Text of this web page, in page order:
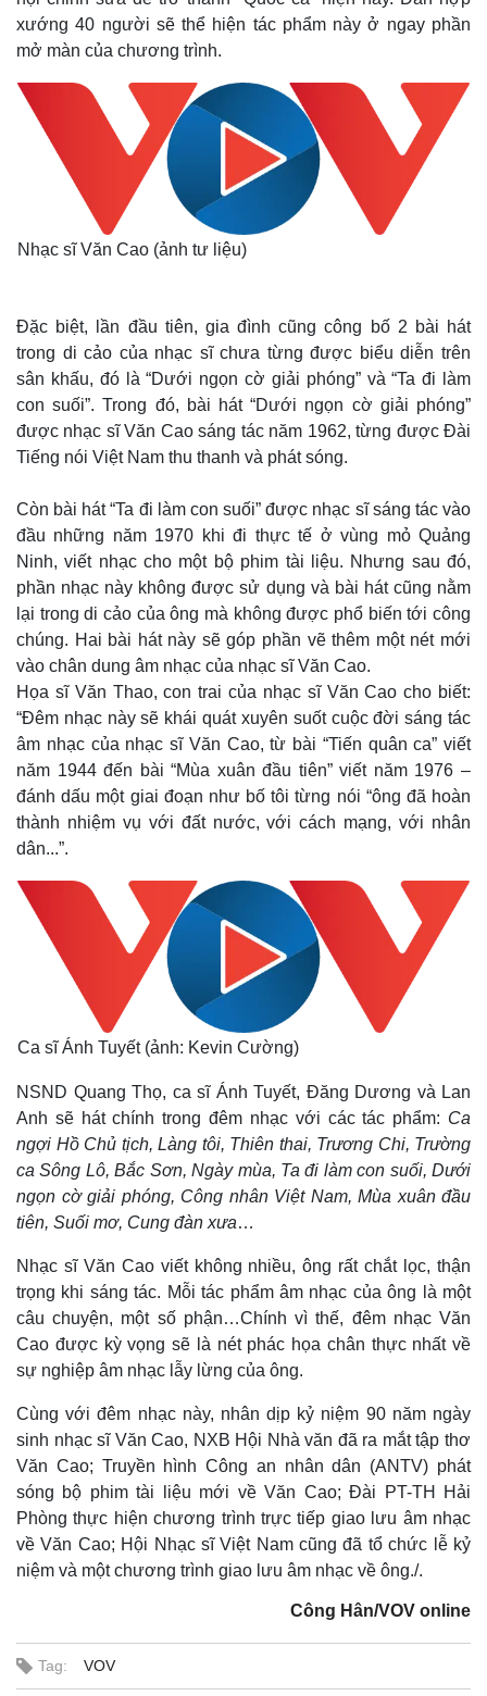
Thế giới
Quan sát
Cuộc sống đó đây
Multimedia
Video
Ảnh
E-Magazine
Infographic
Kinh tế
Bất động sản
Khởi nghiệp
Thị trường
Giá vàng
Tiêu dùng
Tỷ giá
xướng 40 người sẽ thể hiện tác phẩm này ở ngay phần
mở màn của chương trình.
Nhạc sĩ Văn Cao (ảnh tư liệu)
Đặc biệt, lần đầu tiên, gia đình cũng công bố 2 bài hát
trong di cảo của nhạc sĩ chưa từng được biểu diễn trên
sân khấu, đó là “Dưới ngọn cờ giải phóng” và “Ta đi làm
con suối”. Trong đó, bài hát “Dưới ngọn cờ giải phóng”
được nhạc sĩ Văn Cao sáng tác năm 1962, từng được Đài
Tiếng nói Việt Nam thu thanh và phát sóng.
Còn bài hát “Ta đi làm con suối” được nhạc sĩ sáng tác vào
đầu những năm 1970 khi đi thực tế ở vùng mỏ Quảng
Ninh, viết nhạc cho một bộ phim tài liệu. Nhưng sau đó,
phần nhạc này không được sử dụng và bài hát cũng nằm
lại trong di cảo của ông mà không được phổ biến tới công
chúng. Hai bài hát này sẽ góp phần vẽ thêm một nét mới
vào chân dung âm nhạc của nhạc sĩ Văn Cao.
Họa sĩ Văn Thao, con trai của nhạc sĩ Văn Cao cho biết:
“Đêm nhạc này sẽ khái quát xuyên suốt cuộc đời sáng tác
âm nhạc của nhạc sĩ Văn Cao, từ bài “Tiến quân ca” viết
năm 1944 đến bài “Mùa xuân đầu tiên” viết năm 1976 –
đánh dấu một giai đoạn như bố tôi từng nói “ông đã hoàn
thành nhiệm vụ với đất nước, với cách mạng, với nhân
dân...”.
Ca sĩ Ánh Tuyết (ảnh: Kevin Cường)
NSND Quang Thọ, ca sĩ Ánh Tuyết, Đăng Dương và Lan
Anh sẽ hát chính trong đêm nhạc với các tác phẩm: Ca
ngợi Hồ Chủ tịch, Làng tôi, Thiên thai, Trương Chi, Trường
ca Sông Lô, Bắc Sơn, Ngày mùa, Ta đi làm con suối, Dưới
ngọn cờ giải phóng, Công nhân Việt Nam, Mùa xuân đầu
tiên, Suối mơ, Cung đàn xưa…
Nhạc sĩ Văn Cao viết không nhiều, ông rất chắt lọc, thận
trọng khi sáng tác. Mỗi tác phẩm âm nhạc của ông là một
câu chuyện, một số phận…Chính vì thế, đêm nhạc Văn
Cao được kỳ vọng sẽ là nét phác họa chân thực nhất về
sự nghiệp âm nhạc lẫy lừng của ông.
Cùng với đêm nhạc này, nhân dịp kỷ niệm 90 năm ngày
sinh nhạc sĩ Văn Cao, NXB Hội Nhà văn đã ra mắt tập thơ
Văn Cao; Truyền hình Công an nhân dân (ANTV) phát
sóng bộ phim tài liệu mới về Văn Cao; Đài PT-TH Hải
Phòng thực hiện chương trình trực tiếp giao lưu âm nhạc
về Văn Cao; Hội Nhạc sĩ Việt Nam cũng đã tổ chức lễ kỷ
niệm và một chương trình giao lưu âm nhạc về ông./.
Công Hân/VOV online
Tag: VOV